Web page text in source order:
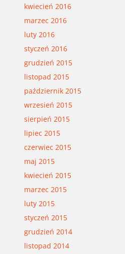
kwiecień 2016
marzec 2016
luty 2016
styczeń 2016
grudzień 2015
listopad 2015
październik 2015
wrzesień 2015
sierpień 2015
lipiec 2015
czerwiec 2015
maj 2015
kwiecień 2015
marzec 2015
luty 2015
styczeń 2015
grudzień 2014
listopad 2014